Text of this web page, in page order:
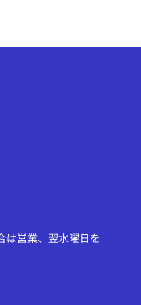
は営業、翌水曜日を